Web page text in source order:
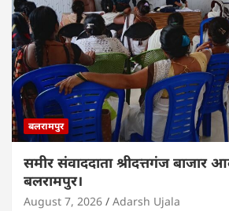
बलरामपुर
समीर संवाददाता श्रीदत्तगंज बाजार
बलरामपुर।
August 7, 2026 Adarsh Ujala